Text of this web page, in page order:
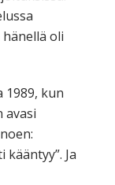
oli
1989, kun
avasi
Ja